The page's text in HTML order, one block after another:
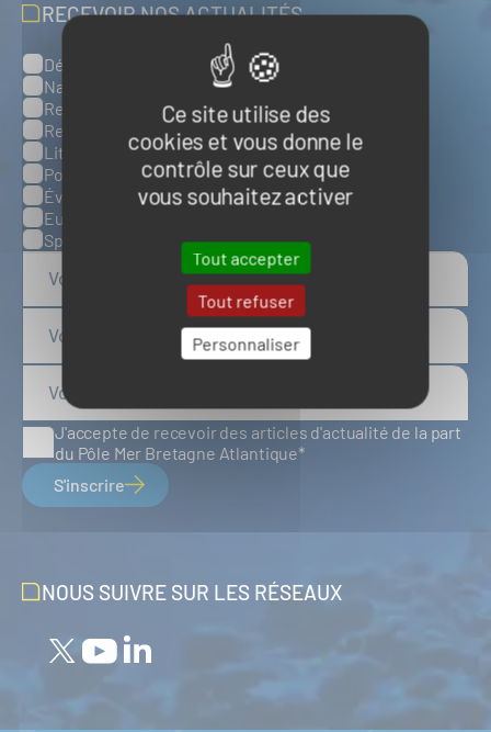
Ce site utilise des
cookies et vous donne le
contrôle sur ceux que
vous souhaitez activer
Tout accepter
Tout refuser
Personnaliser
RECEVOIR NOS ACTUALITÉS
Catégories
Défense, sûreté et sécurité maritimes
Naval et nautisme
Ressources énergétiques et minérales marines
Ressources biologiques marines
Littoral et environnement marins
Ports, infrastructures et logistique
Évènements
Europe
Spatial
J'accepte de recevoir des articles d'actualité de la part
du Pôle Mer Bretagne Atlantique
S'inscrire
NOUS SUIVRE SUR LES RÉSEAUX